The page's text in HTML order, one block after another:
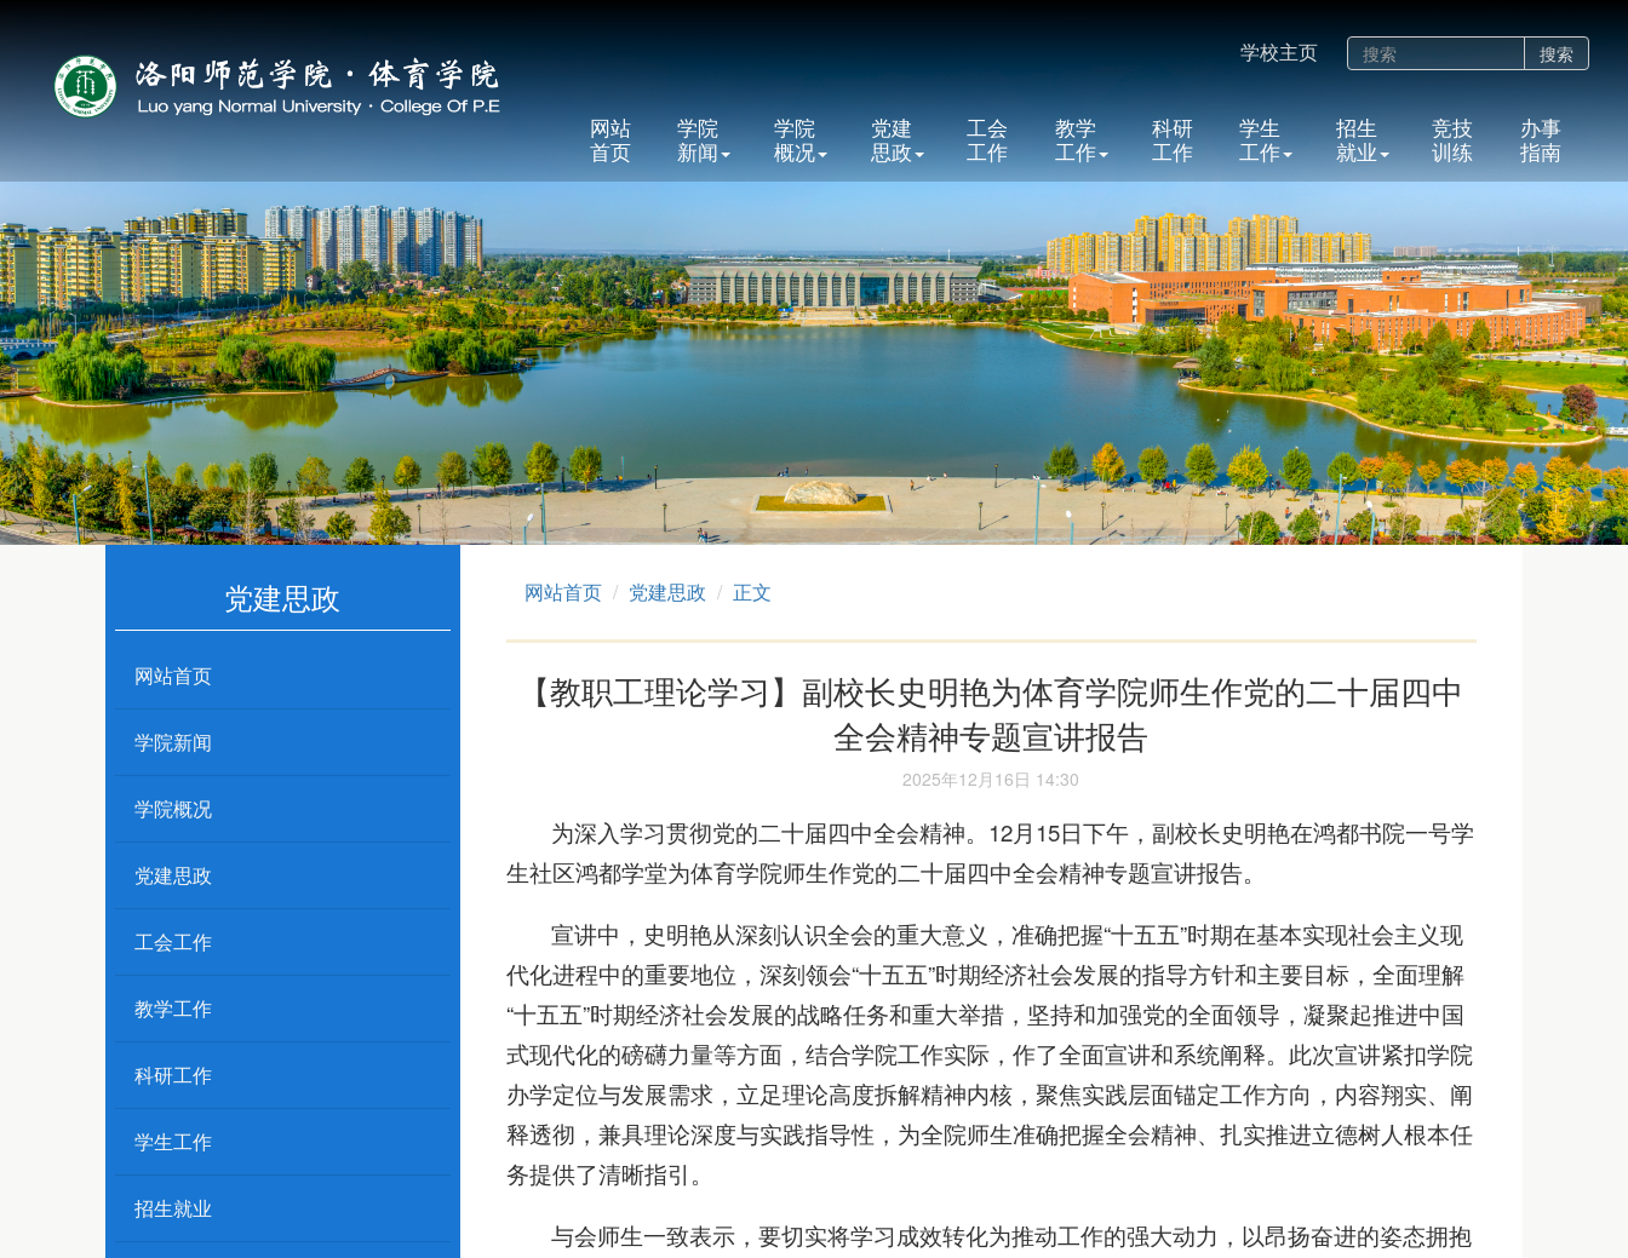
学校主页 搜索
网站
首页
学院
新闻
学院
概况
党建
思政
工会
工作
教学
工作
科研
工作
学生
工作
招生
就业
竞技
训练
办事
指南
党建思政
网站首页
学院新闻
学院概况
党建思政
工会工作
教学工作
科研工作
学生工作
招生就业
网站首页 党建思政 正文
【教职工理论学习】副校长史明艳为体育学院师生作党的二十届四中
全会精神专题宣讲报告
2025年12月16日 14:30
为深入学习贯彻党的二十届四中全会精神。12月15日下午，副校长史明艳在鸿都书院一号学
生社区鸿都学堂为体育学院师生作党的二十届四中全会精神专题宣讲报告。
宣讲中，史明艳从深刻认识全会的重大意义，准确把握“十五五”时期在基本实现社会主义现
代化进程中的重要地位，深刻领会“十五五”时期经济社会发展的指导方针和主要目标，全面理解
“十五五”时期经济社会发展的战略任务和重大举措，坚持和加强党的全面领导，凝聚起推进中国
式现代化的磅礴力量等方面，结合学院工作实际，作了全面宣讲和系统阐释。此次宣讲紧扣学院
办学定位与发展需求，立足理论高度拆解精神内核，聚焦实践层面锚定工作方向，内容翔实、阐
释透彻，兼具理论深度与实践指导性，为全院师生准确把握全会精神、扎实推进立德树人根本任
务提供了清晰指引。
与会师生一致表示，要切实将学习成效转化为推动工作的强大动力，以昂扬奋进的姿态拥抱